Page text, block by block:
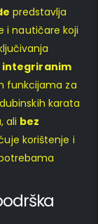
predstavlja
i nautičare koji
integriranim
funkcijama za
karata
ali bez
korištenje i